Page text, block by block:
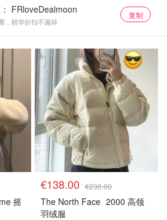
，精华折扣不漏掉
复制
摇
€138.00 €230.00
The North Face 2000 高领
羽绒服